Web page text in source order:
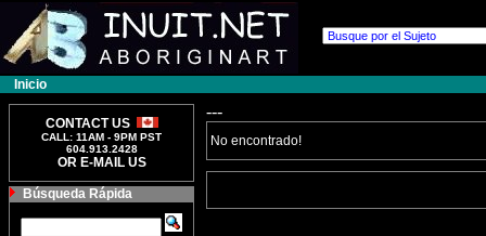
Inicio
CONTACT US
CALL: 11AM - 9PM PST
604.913.2428
OR E-MAIL US
Búsqueda Rápida
---
No encontrado!